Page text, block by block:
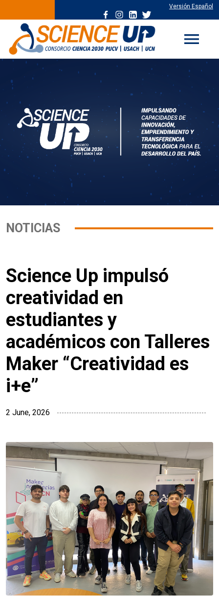
Versión Español
menu
NOTICIAS
Science Up impulsó
creatividad en
estudiantes y
académicos con Talleres
Maker “Creatividad es
i+e”
2 June, 2026